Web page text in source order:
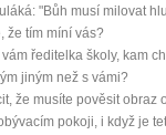
"Bůh musí milovat
že tím míní vás?
ředitelka školy, kam
jiným než s vámi?
že musíte pověsit obraz
pokoji, i když je